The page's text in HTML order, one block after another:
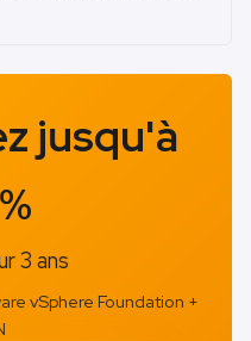
jusqu'à
3 ans
vSphere Foundation +